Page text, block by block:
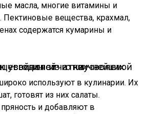
масла, многие витамины и
вещества, крахмал,
содержатся кумарины и
— один из отличнейших источников усвояемой и неусвояемой пищевой клетчатки.
используют в кулинарии. Их
готовят из них салаты.
и добавляют в